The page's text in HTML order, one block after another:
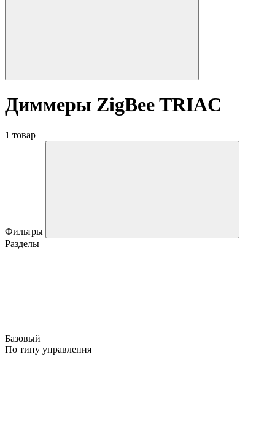
Диммеры ZigBee TRIAC
1 товар
Фильтры
Разделы
Базовый
По типу управления